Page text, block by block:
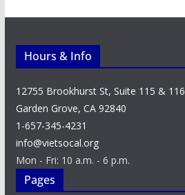
Hours & Info
12755 Brookhurst St, Suite 115 & 116
Garden Grove, CA 92840
1-657-345-4231
info@vietsocal.org
Mon - Fri: 10 a.m. - 6 p.m.
Pages